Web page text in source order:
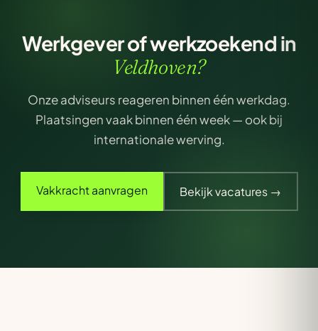
Werkgever of werkzoekend in
Veldhoven?
Onze adviseurs reageren binnen één werkdag.
Plaatsingen vaak binnen één week — ook bij
internationale werving.
Vakkracht aanvragen Bekijk vacatures →